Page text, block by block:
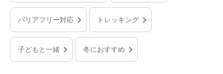
バリアフリー対応 トレッキング
子どもと一緒 冬におすすめ